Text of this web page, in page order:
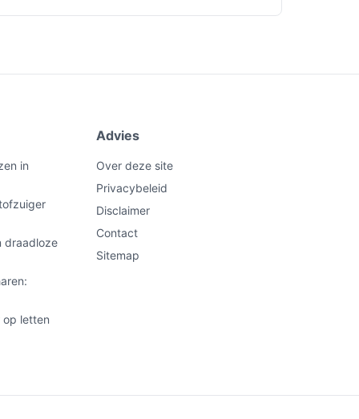
in
draadloze
op letten
Advies
Over deze site
Privacybeleid
Disclaimer
Contact
Sitemap